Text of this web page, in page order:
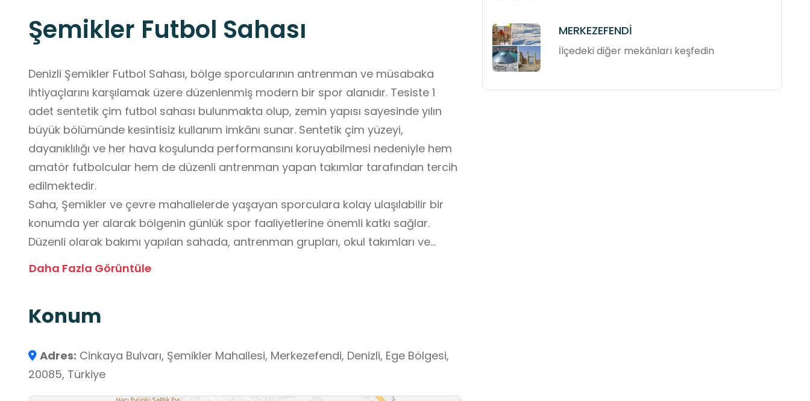
Şemikler Futbol Sahası
Denizli Şemikler Futbol Sahası, bölge sporcularının antrenman ve müsabaka
ihtiyaçlarını karşılamak üzere düzenlenmiş modern bir spor alanıdır. Tesiste 1
adet sentetik çim futbol sahası bulunmakta olup, zemin yapısı sayesinde yılın
büyük bölümünde kesintisiz kullanım imkânı sunar. Sentetik çim yüzeyi,
dayanıklılığı ve her hava koşulunda performansını koruyabilmesi nedeniyle hem
amatör futbolcular hem de düzenli antrenman yapan takımlar tarafından tercih
edilmektedir.
Saha, Şemikler ve çevre mahallelerde yaşayan sporculara kolay ulaşılabilir bir
konumda yer alarak bölgenin günlük spor faaliyetlerine önemli katkı sağlar.
Düzenli olarak bakımı yapılan sahada, antrenman grupları, okul takımları ve
Şemikler Futbol Sahası; futbol becerilerini geliştirmek, düzenli spor yapmak veya
bir kullanım alanıdır. Aydınlatma sistemi ve saha çizgileri standartlara uygun
şekilde hazırlanmış olup amatör karşılaşmalar ve hazırlık maçları için elverişli bir
Daha Fazla Görüntüle
Konum
Adres: Cinkaya Bulvarı, Şemikler Mahallesi, Merkezefendi, Denizli, Ege Bölgesi,
20085, Türkiye
MERKEZEFENDİ
İlçedeki diğer mekânları keşfedin